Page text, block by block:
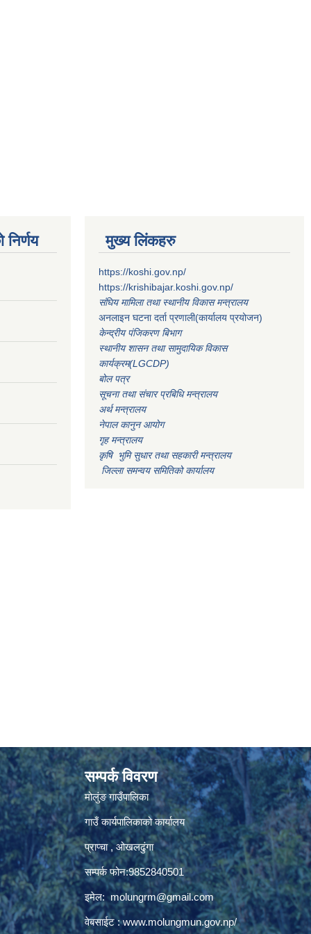
निर्णय मुख्य लिंकहरु
https://koshi.gov.np/
https://krishibajar.koshi.gov.np/
संघिय मामिला तथा स्थानीय विकास मन्त्रालय
अनलाइन घटना दर्ता प्रणाली(कार्यालय प्रयोजन)
केन्द्रीय पंजिकरण बिभाग
स्थानीय शासन तथा सामुदायिक विकास
कार्यक्रम(LGCDP)
बोल पत्र
सूचना तथा संचार प्रबिधि मन्त्रालय
अर्थ मन्त्रालय
नेपाल कानुन आयोग
गृह मन्त्रालय
कृषि भुमि सुधार तथा सहकारी मन्त्रालय
जिल्ला समन्वय समितिको कार्यालय
सम्पर्क विवरण
मोलुंङ गाउँपालिका
गाउँ कार्यपालिकाको कार्यालय
प्राप्चा , ओखलढुंगा
सम्पर्क फोन:9852840501
इमेल:molungrm@gmail.com
वेबसाईट :www.molungmun.gov.np/